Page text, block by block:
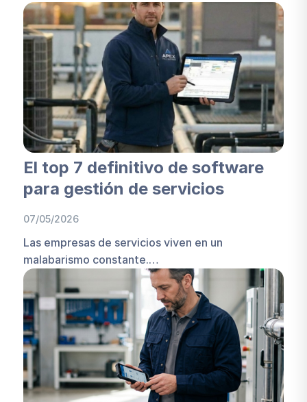
El top 7 definitivo de software
para gestión de servicios
07/05/2026
Las empresas de servicios viven en un
malabarismo constante.…